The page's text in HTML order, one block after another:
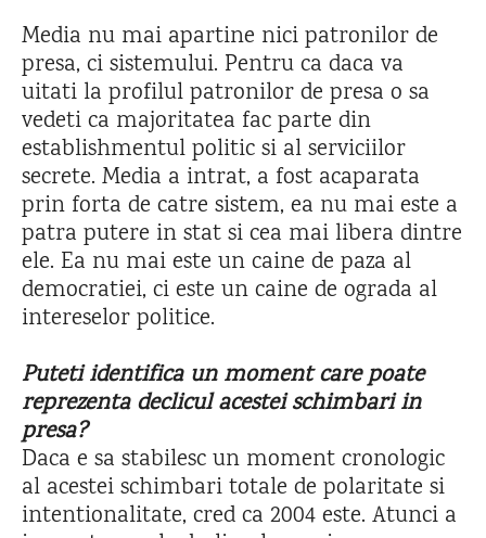
Media nu mai apartine nici patronilor de
presa, ci sistemului. Pentru ca daca va
uitati la profilul patronilor de presa o sa
vedeti ca majoritatea fac parte din
establishmentul politic si al serviciilor
secrete. Media a intrat, a fost acaparata
prin forta de catre sistem, ea nu mai este a
patra putere in stat si cea mai libera dintre
ele. Ea nu mai este un caine de paza al
democratiei, ci este un caine de ograda al
intereselor politice.
Puteti identifica un moment care poate
reprezenta declicul acestei schimbari in
presa?
Daca e sa stabilesc un moment cronologic
al acestei schimbari totale de polaritate si
intentionalitate, cred ca 2004 este. Atunci a